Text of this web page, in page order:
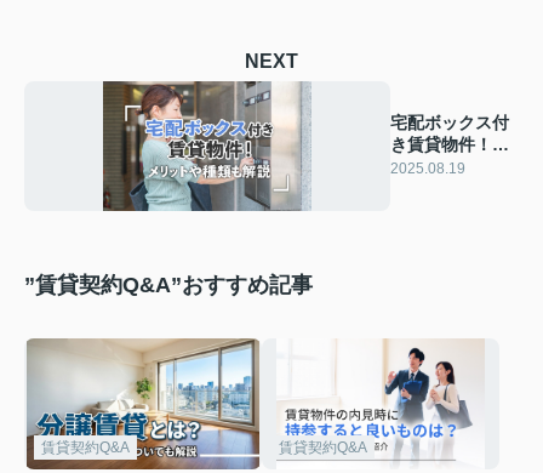
NEXT
宅配ボックス付
き賃貸物件！メ
リットや種類も
2025.08.19
”賃貸契約Q&A”おすすめ記事
賃貸契約Q&A 賃貸契約Q&A